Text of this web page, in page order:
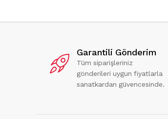
Garantili Gönderim
Tüm siparişleriniz
gönderileri uygun fiyatlarla
sanatkardan güvencesinde.